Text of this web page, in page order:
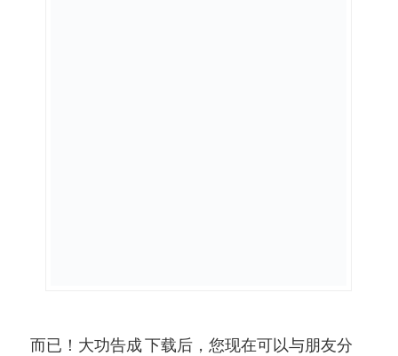
而已！大功告成 下载后，您现在可以与朋友分